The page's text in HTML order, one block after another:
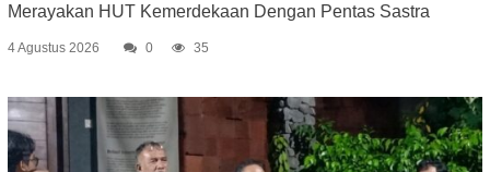
Merayakan HUT Kemerdekaan Dengan Pentas Sastra
4 Agustus 2026 0 35